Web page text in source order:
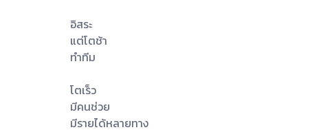
อิสระ
แต่โตช้า
ทำทีม
โตเร็ว
มีคนช่วย
มีรายได้หลายทาง